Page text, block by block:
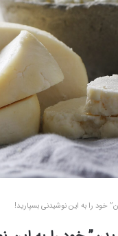
خود را به این نوشیدنی بسپارید!